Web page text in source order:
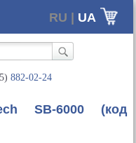
RU | UA
882-02-24
SB-6000(код